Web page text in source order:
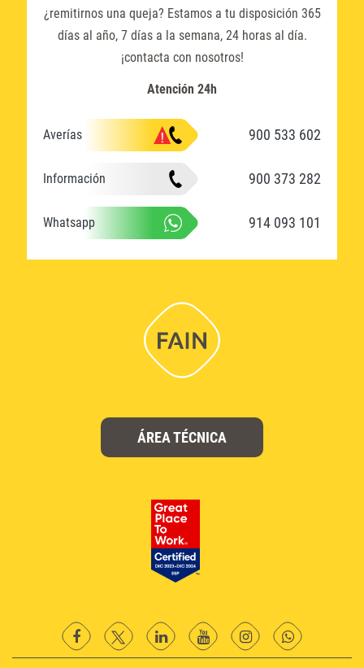
¿remitirnos una queja? Estamos a tu disposición 365
días al año, 7 días a la semana, 24 horas al día.
¡contacta con nosotros!
Atención 24h
Averías 900 533 602
Información 900 373 282
Whatsapp 914 093 101
ÁREA TÉCNICA
facebooktwitter LinkedinYouTubeinstagramWhatsapp